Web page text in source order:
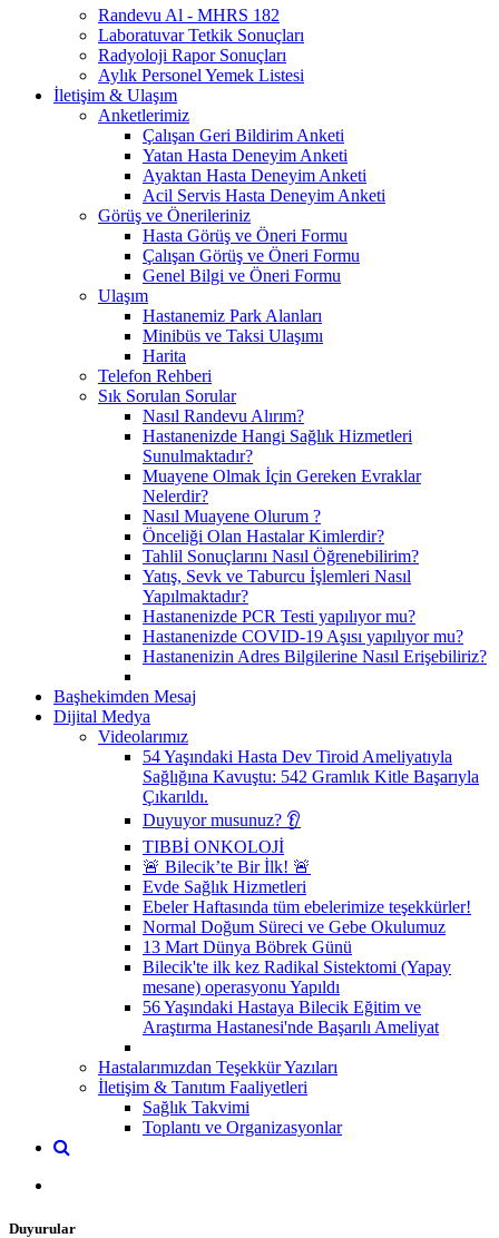
Randevu Al - MHRS 182
Laboratuvar Tetkik Sonuçları
Radyoloji Rapor Sonuçları
Aylık Personel Yemek Listesi
İletişim & Ulaşım
Anketlerimiz
Çalışan Geri Bildirim Anketi
Yatan Hasta Deneyim Anketi
Ayaktan Hasta Deneyim Anketi
Acil Servis Hasta Deneyim Anketi
Görüş ve Önerileriniz
Hasta Görüş ve Öneri Formu
Çalışan Görüş ve Öneri Formu
Genel Bilgi ve Öneri Formu
Ulaşım
Hastanemiz Park Alanları
Minibüs ve Taksi Ulaşımı
Harita
Telefon Rehberi
Sık Sorulan Sorular
Nasıl Randevu Alırım?
Hastanenizde Hangi Sağlık Hizmetleri
Sunulmaktadır?
Muayene Olmak İçin Gereken Evraklar
Nelerdir?
Nasıl Muayene Olurum ?
Önceliği Olan Hastalar Kimlerdir?
Tahlil Sonuçlarını Nasıl Öğrenebilirim?
Yatış, Sevk ve Taburcu İşlemleri Nasıl
Yapılmaktadır?
Hastanenizde PCR Testi yapılıyor mu?
Hastanenizde COVID-19 Aşısı yapılıyor mu?
Hastanenizin Adres Bilgilerine Nasıl Erişebiliriz?
Başhekimden Mesaj
Dijital Medya
Videolarımız
54 Yaşındaki Hasta Dev Tiroid Ameliyatıyla
Sağlığına Kavuştu: 542 Gramlık Kitle Başarıyla
Çıkarıldı.
Duyuyor musunuz? 👂
TIBBİ ONKOLOJİ
🚨 Bilecik’te Bir İlk! 🚨
Evde Sağlık Hizmetleri
Ebeler Haftasında tüm ebelerimize teşekkürler!
Normal Doğum Süreci ve Gebe Okulumuz
13 Mart Dünya Böbrek Günü
Bilecik'te ilk kez Radikal Sistektomi (Yapay
mesane) operasyonu Yapıldı
56 Yaşındaki Hastaya Bilecik Eğitim ve
Araştırma Hastanesi'nde Başarılı Ameliyat
Hastalarımızdan Teşekkür Yazıları
İletişim & Tanıtım Faaliyetleri
Sağlık Takvimi
Toplantı ve Organizasyonlar
Duyurular